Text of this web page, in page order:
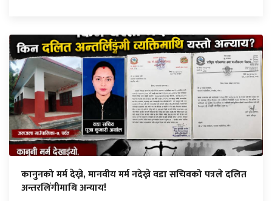
कानुनको मर्म देख्ने, मानवीय मर्म नदेख्ने वडा सचिवको पत्रले दलित
अन्तरलिंगीमाथि अन्याय!